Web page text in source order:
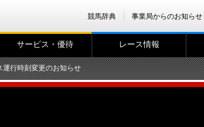
競馬辞典 事業局からのお知らせ
サービス・優待 レース情報
運行時刻変更のお知らせ